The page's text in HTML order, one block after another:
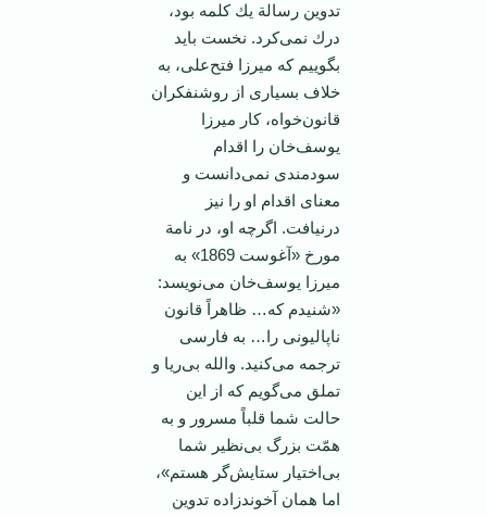
تدوین‌ رسالة‌ یك‌ كلمه‌ بود،
درك‌ نمی‌كرد. نخست‌ باید
بگوییم‌ كه‌ میرزا فتح‌علی‌، به‌
خلاف‌ بسیاری‌ از روشنفكران‌
قانون‌خواه‌، كار میرزا
یوسف‌خان‌ را اقدام‌
سودمندی‌ نمی‌دانست‌ و
معنای‌ اقدام‌ او را نیز
درنیافت‌. اگرچه‌ او، در نامة‌
مورخ‌ «آغوست‌ 1869» به‌
میرزا یوسف‌خان‌ می‌نویسد:
«شنیدم‌ كه‌… ظاهراً قانون‌
ناپالیونی‌ را… به‌ فارسی‌
ترجمه‌ می‌كنید. والله بی‌ریا و
تملق‌ می‌گویم‌ كه‌ از این‌
حالت‌ شما قلباً مسرور و به‌
همّت‌ بزرگ‌ بی‌نظیر شما
بی‌اختیار ستایش‌گر هستم‌»،
اما همان ‌آخوندزاده‌ تدوین‌